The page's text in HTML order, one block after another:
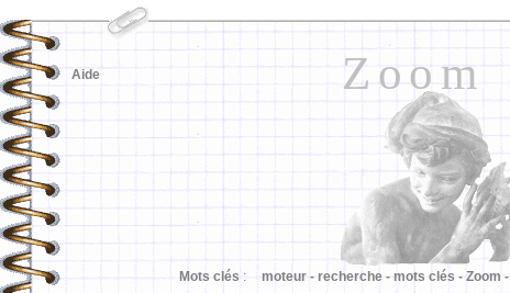
Zoom
Aide
Mots clés : moteur - recherche - mots clés - Zoom -